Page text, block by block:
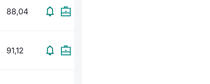
88,04
91,12